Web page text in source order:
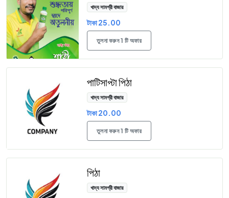
খাদ্য সামগ্রী বাজার
টাকা 25.00
তুলনা করুন 1 টি অফার
পাটিসাপ্টা পিঠা
খাদ্য সামগ্রী বাজার
টাকা 20.00
তুলনা করুন 1 টি অফার
পিঠা
খাদ্য সামগ্রী বাজার